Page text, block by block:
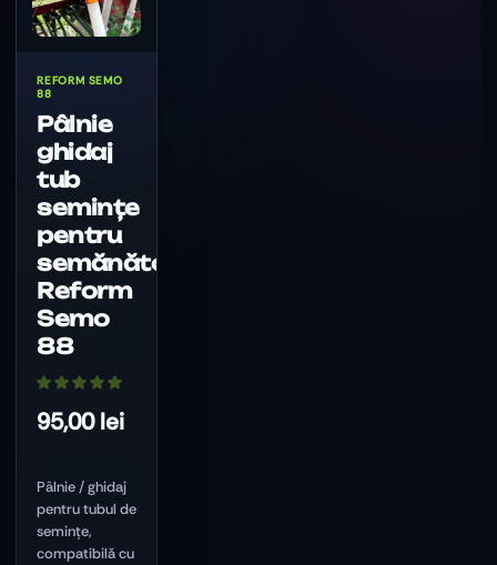
REFORM SEMO
88
Pâlnie
ghidaj
tub
semințe
pentru
semănătoare
Reform
Semo
88
95,00lei
Pâlnie / ghidaj
pentru tubul de
semințe,
compatibilă cu